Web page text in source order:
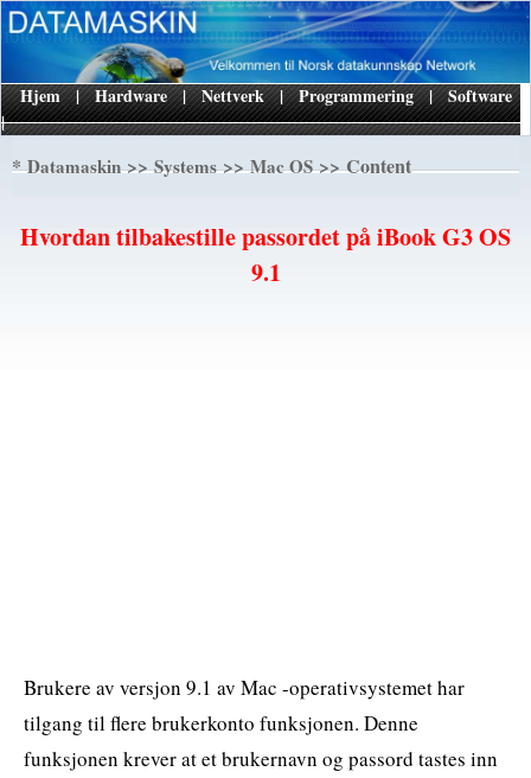
|
Hjem | Hardware | Nettverk | Programmering | Software
*Datamaskin>>Systems>>Mac OS>> Content
Hvordan tilbakestille passordet på iBook G3 OS
9.1
Brukere av versjon 9.1 av Mac -operativsystemet har
tilgang til flere brukerkonto funksjonen. Denne
funksjonen krever at et brukernavn og passord tastes inn